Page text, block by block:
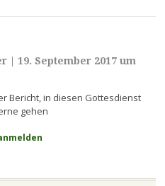
|19. September 2017 um
Bericht, in diesen Gottesdienst
gehen